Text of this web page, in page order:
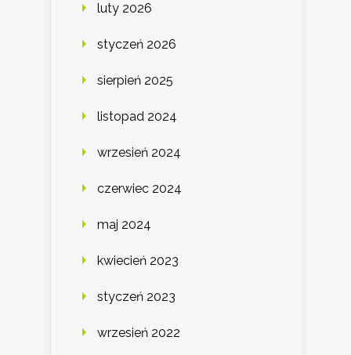
luty 2026
styczeń 2026
sierpień 2025
listopad 2024
wrzesień 2024
czerwiec 2024
maj 2024
kwiecień 2023
styczeń 2023
wrzesień 2022